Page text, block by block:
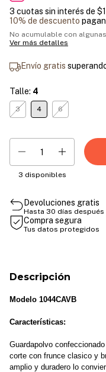
3 cuotas sin interés de
10% de descuento
No acumulable con
Ver más detalles
Envío gratis
Talle: 4
3 4 6
3 disponibles
Devoluciones gratis
Hasta 30 días
Compra segura
Tus datos protegidos
Descripción
Modelo 1044CAVB
Características:
Guardapolvo
corte con frunce clasico y
amplio y duradero lo